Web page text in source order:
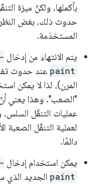
بأكملها، ولكنّ ميزة
حدوث ذلك، بغض النظر
المستخدَمة.
يتم الانتهاء من إدخال
paint عند حدوث
"الصعب". وهذا يعني
لعملية التنقّل الصعبة
دائمًا.
يمكن استخدام إدخال
paint الجديد الذي